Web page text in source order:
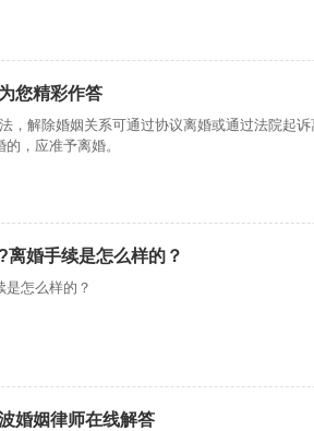
您精彩作答
，解除婚姻关系可通过协议离婚或通过法院起诉
，应准予离婚。
婚手续是怎么样的？
怎么样的？
婚姻律师在线解答